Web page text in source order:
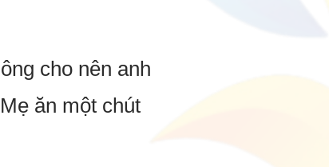
cho nên anh
ăn một chút